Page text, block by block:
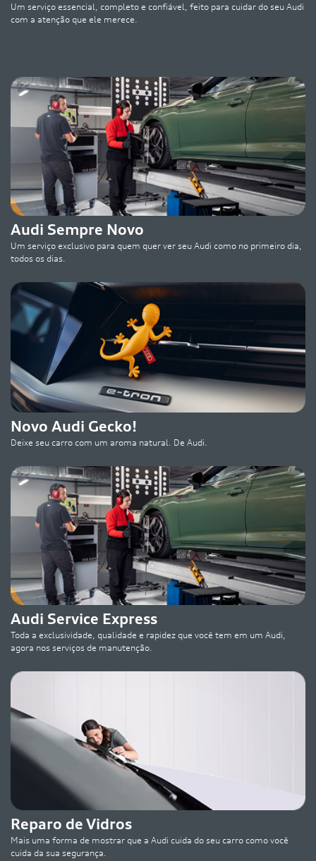
Um serviço essencial, completo e confiável, feito para cuidar do seu Audi
com a atenção que ele merece.
Audi Sempre Novo
Um serviço exclusivo para quem quer ver seu Audi como no primeiro dia,
todos os dias.
Novo Audi Gecko!
Deixe seu carro com um aroma natural. De Audi.
Audi Service Express
Toda a exclusividade, qualidade e rapidez que você tem em um Audi,
agora nos serviços de manutenção.
Reparo de Vidros
Mais uma forma de mostrar que a Audi cuida do seu carro como você
cuida da sua segurança.